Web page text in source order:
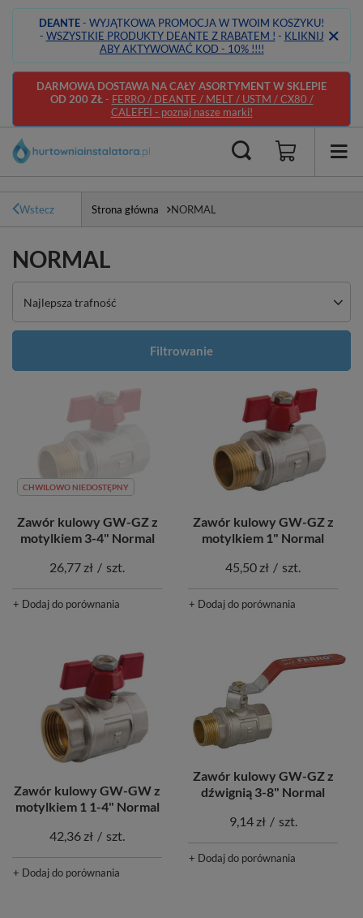
DEANTE- WYJĄTKOWA PROMOCJA W TWOIM KOSZYKU!
- WSZYSTKIE PRODUKTY DEANTE Z RABATEM ! - KLIKNIJ
ABY AKTYWOWAĆ KOD - 10% !!!!
DARMOWA DOSTAWA NA CAŁY ASORTYMENT W SKLEPIE
OD 200 ZŁ- FERRO / DEANTE / MELT / USTM / CX80 /
CALEFFI - poznaj nasze marki!
Wstecz Strona główna NORMAL
NORMAL
Zmień sortowanie
Najlepsza trafność
Filtrowanie
CHWILOWO NIEDOSTĘPNY
Zawór kulowy GW-GZ z
motylkiem 3-4" Normal
26,77 zł / szt.
+ Dodaj do porównania
Zawór kulowy GW-GZ z
motylkiem 1" Normal
45,50 zł / szt.
+ Dodaj do porównania
Zawór kulowy GW-GW z
motylkiem 1 1-4" Normal
42,36 zł / szt.
+ Dodaj do porównania
Zawór kulowy GW-GZ z
dźwignią 3-8" Normal
9,14 zł / szt.
+ Dodaj do porównania